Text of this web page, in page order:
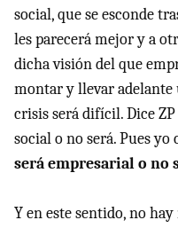
social, que se esconde
les parecerá mejor y a
dicha visión del que
montar y llevar adelante
crisis será difícil. Dice
social o no será. Pues yo
será empresarial o no
Y en este sentido, no